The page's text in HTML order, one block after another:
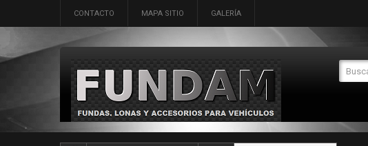
CONTACTO MAPA SITIO GALERÍA